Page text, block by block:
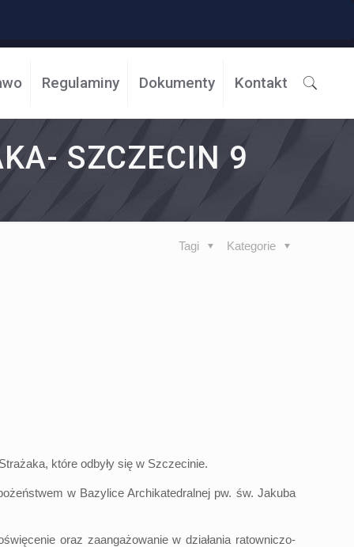
Regulaminy Dokumenty Kontakt
SZCZECIN 9
Kategorie
Tagi
które odbyły się w Szczecinie.
w Bazylice Archikatedralnej pw. św. Jakuba
oraz zaangażowanie w działania ratowniczo-